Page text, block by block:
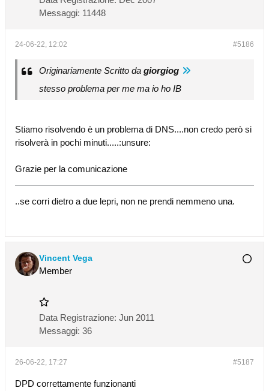
Messaggi: 11448
#5186
24-06-22, 12:02
Originariamente Scritto da giorgiog
stesso problema per me ma io ho IB
Stiamo risolvendo è un problema di DNS....non credo però si
risolverà in pochi minuti.....:unsure:
Grazie per la comunicazione
..se corri dietro a due lepri, non ne prendi nemmeno una.
Vincent Vega
Member
Data Registrazione: Jun 2011
Messaggi: 36
#5187
26-06-22, 17:27
DPD correttamente funzionanti